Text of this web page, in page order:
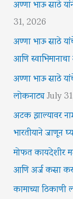
31, 2026
अण्णा भाऊ साठे
आणि
अण्णा भाऊ साठे
लोकनाट्यJuly
अटक झाल्यावर
भारतीयाने जाणून
मोफत कायदेशीर
आणि अर्ज कसा
कामाच्या